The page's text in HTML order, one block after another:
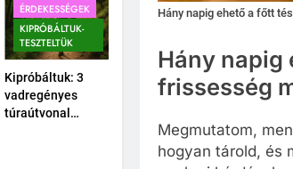
póréhagyma egy
pohár vízben?
ÉRDEKESSÉGEK
KIPRÓBÁLTUK-
TESZTELTÜK
Kipróbáltuk: 3
vadregényes
túraútvonal
Hány napig ehető a főtt
Hány napig
frissesség
Megmutatom,
hogyan tárold, és